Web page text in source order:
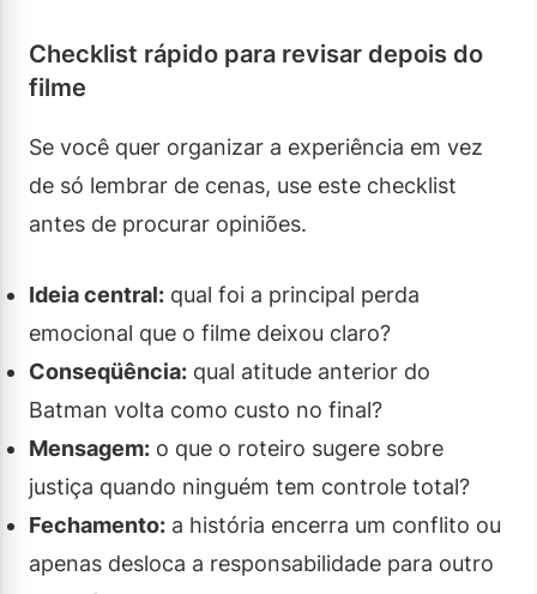
Checklist rápido para revisar depois do
filme
Se você quer organizar a experiência em vez
de só lembrar de cenas, use este checklist
antes de procurar opiniões.
Ideia central: qual foi a principal perda
emocional que o filme deixou claro?
Conseqüência: qual atitude anterior do
Batman volta como custo no final?
Mensagem: o que o roteiro sugere sobre
justiça quando ninguém tem controle total?
Fechamento: a história encerra um conflito ou
apenas desloca a responsabilidade para outro